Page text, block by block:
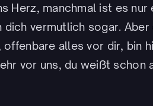
Herz, manchmal ist es nur
dich vermutlich sogar.
offenbare alles vor dir, bin
vor uns, du weißt schon